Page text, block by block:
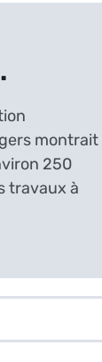
montrait
250
travaux à